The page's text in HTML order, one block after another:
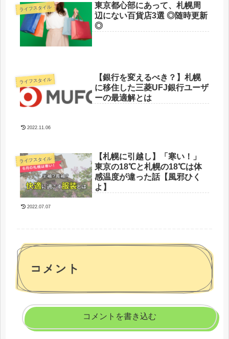
ライフスタイル
東京都心部にあって、札幌周
辺にない百貨店3選 ◎随時更新
◎
ライフスタイル
【銀行を変えるべき？】札幌
に移住した三菱UFJ銀行ユーザ
ーの最適解とは
2022.11.06
ライフスタイル
【札幌に引越し】「寒い！」
東京の18℃と札幌の18℃は体
感温度が違った話【風邪ひく
よ】
2022.07.07
コメント
コメントを書き込む